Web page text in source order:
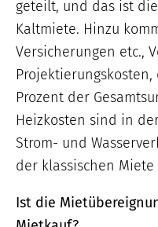
geteilt, und das ist
Kaltmiete. Hinzu
Versicherungen etc.,
Projektierungskosten,
Prozent der
Heizkosten sind in
Strom- und
der klassischen
Ist die